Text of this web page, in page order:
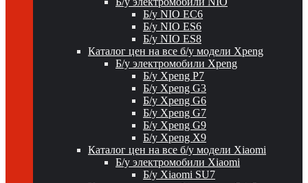
Б/у NIO EC6
Б/у NIO ES6
Б/у NIO ES8
Каталог цен на все б/у модели Xpeng
Б/у электромобили Xpeng
Б/у Xpeng P7
Б/у Xpeng G3
Б/у Xpeng G6
Б/у Xpeng G7
Б/у Xpeng G9
Б/у Xpeng X9
Каталог цен на все б/у модели Xiaomi
Б/у электромобили Xiaomi
Б/у Xiaomi SU7